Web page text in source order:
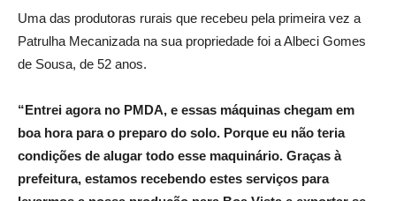
Uma das produtoras rurais que recebeu pela primeira vez a
Patrulha Mecanizada na sua propriedade foi a Albeci Gomes
de Sousa, de 52 anos.
“Entrei agora no PMDA, e essas máquinas chegam em
boa hora para o preparo do solo. Porque eu não teria
condições de alugar todo esse maquinário. Graças à
prefeitura, estamos recebendo estes serviços para